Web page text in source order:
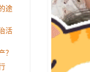
途
活
？